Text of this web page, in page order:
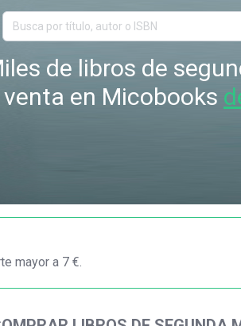
de libros de
venta en Micobooks
mayor a 7 €.